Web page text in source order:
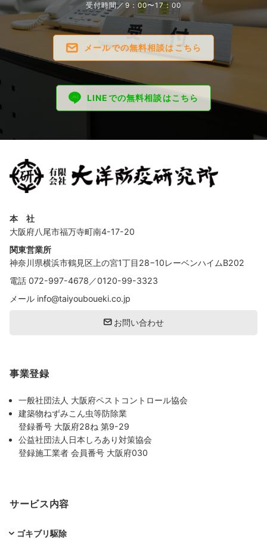
受付時間／9：00〜17：00
メールでの無料相談はこちら
LINEでの無料相談はこちら
本 社
大阪府八尾市福万寺町南4-17-20
関東営業所
神奈川県横浜市鶴見区上の宮1丁目28−10レーベンハイムB202
電話 072-997-4678 ／0120-99-3323
メール info@taiyouboueki.co.jp
お問い合わせ
事業登録
一般社団法人 大阪府ペストコントロール協会
建築物ねずみこん虫等防除業
登録番号 大阪府28ね 第9-29
公益社団法人日本しろあり対策協会
登録施工業者 会員番号 大阪府030
サービス内容
ゴキブリ駆除